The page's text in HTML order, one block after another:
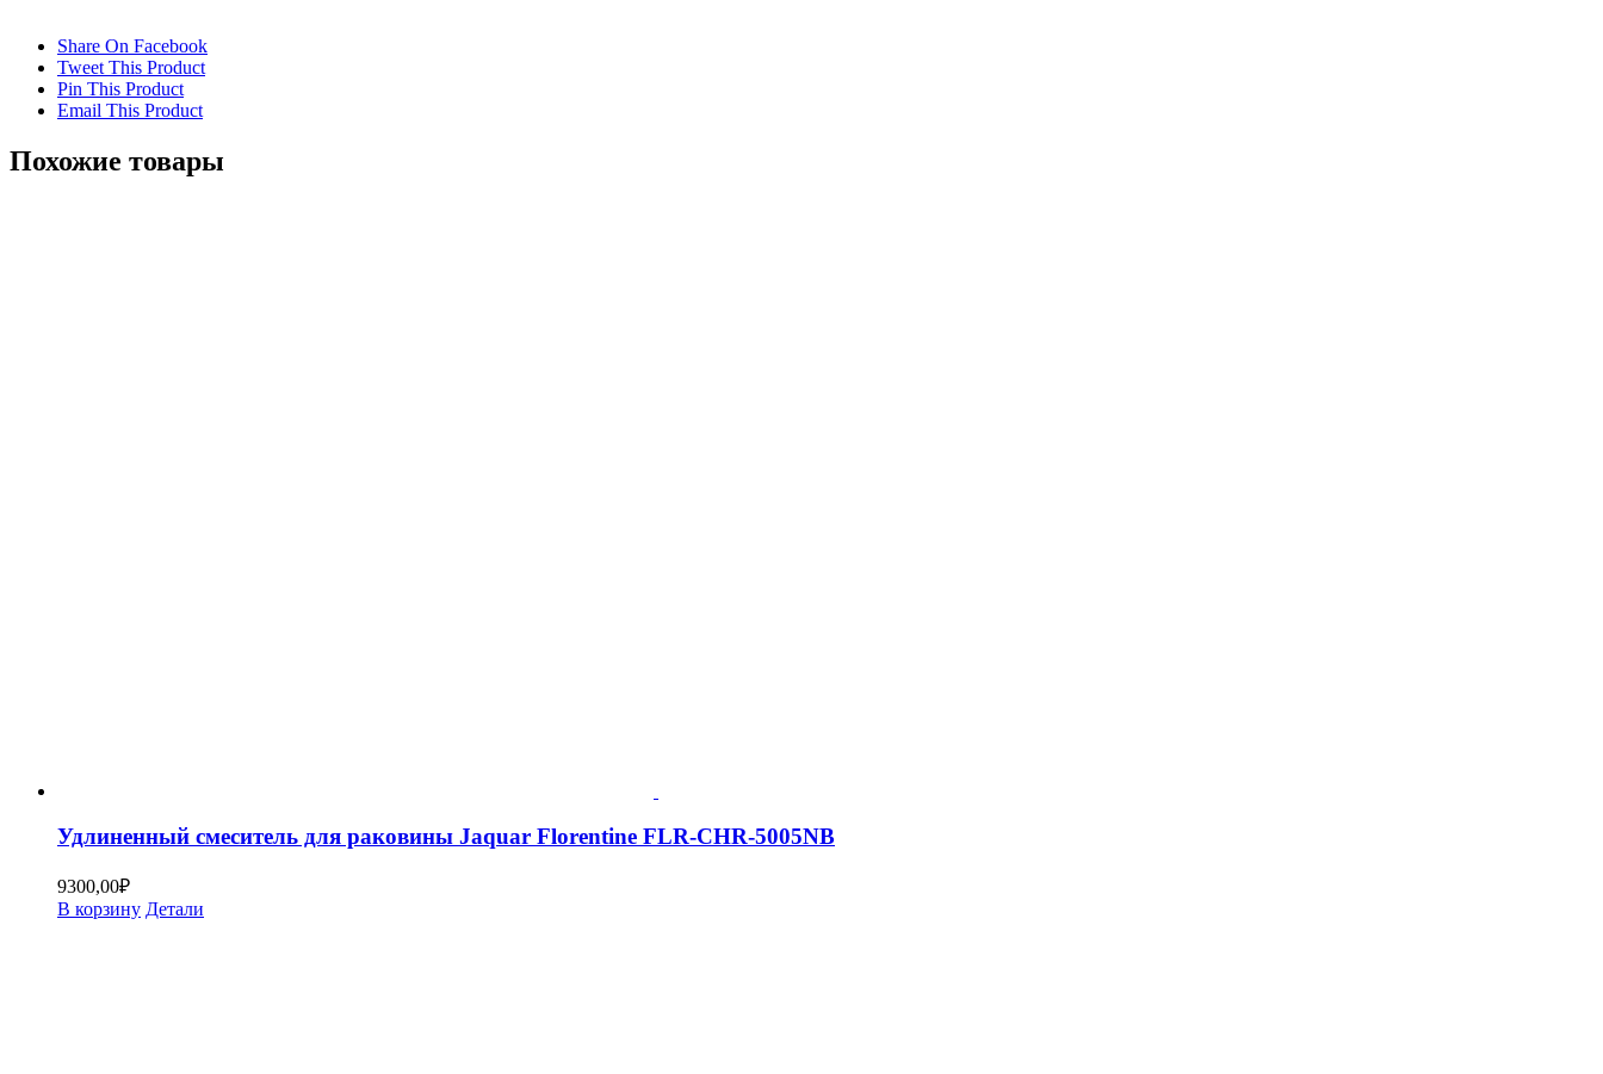
Share On Facebook
Tweet This Product
Pin This Product
Email This Product
Похожие товары
Удлиненный смеситель для раковины Jaquar Florentine FLR-CHR-5005NB
9300,00₽
В корзину Детали